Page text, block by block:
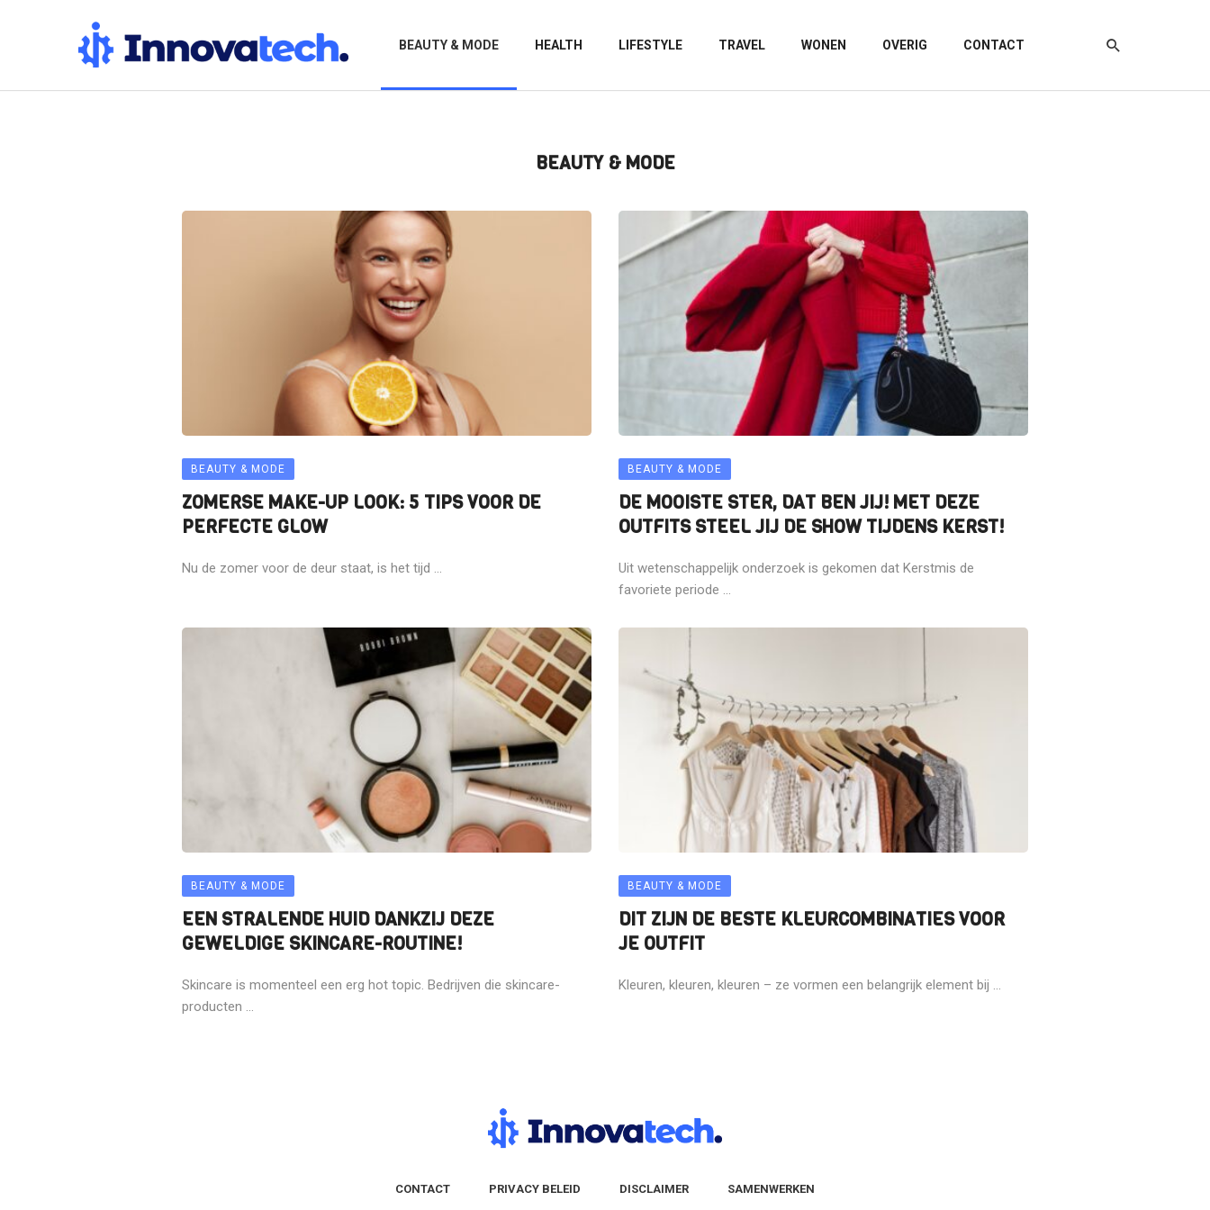
BEAUTY & MODE HEALTH LIFESTYLE TRAVEL WONEN OVERIG CONTACT
BEAUTY & MODE
BEAUTY & MODE
ZOMERSE MAKE-UP LOOK: 5 TIPS VOOR DE
PERFECTE GLOW
Nu de zomer voor de deur staat, is het tijd ...
BEAUTY & MODE
DE MOOISTE STER, DAT BEN JIJ! MET DEZE
OUTFITS STEEL JIJ DE SHOW TIJDENS KERST!
Uit wetenschappelijk onderzoek is gekomen dat Kerstmis de
favoriete periode ...
BEAUTY & MODE
EEN STRALENDE HUID DANKZIJ DEZE
GEWELDIGE SKINCARE-ROUTINE!
Skincare is momenteel een erg hot topic. Bedrijven die skincare-
producten ...
BEAUTY & MODE
DIT ZIJN DE BESTE KLEURCOMBINATIES VOOR
JE OUTFIT
Kleuren, kleuren, kleuren – ze vormen een belangrijk element bij ...
CONTACT PRIVACY BELEID DISCLAIMER SAMENWERKEN